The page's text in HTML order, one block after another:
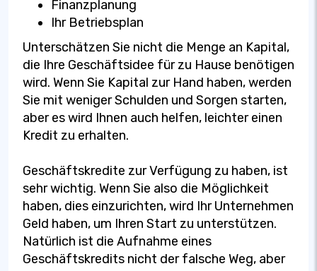
Finanzplanung
Ihr Betriebsplan
Unterschätzen Sie nicht die Menge an Kapital,
die Ihre Geschäftsidee für zu Hause benötigen
wird. Wenn Sie Kapital zur Hand haben, werden
Sie mit weniger Schulden und Sorgen starten,
aber es wird Ihnen auch helfen, leichter einen
Kredit zu erhalten.
Geschäftskredite zur Verfügung zu haben, ist
sehr wichtig. Wenn Sie also die Möglichkeit
haben, dies einzurichten, wird Ihr Unternehmen
Geld haben, um Ihren Start zu unterstützen.
Natürlich ist die Aufnahme eines
Geschäftskredits nicht der falsche Weg, aber